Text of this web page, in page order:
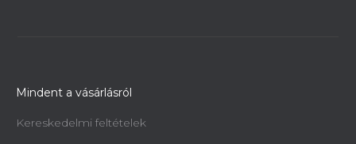
Mindent a vásárlásról
Kereskedelmi feltételek